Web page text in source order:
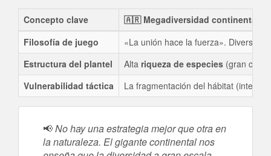
Concepto clave
🇦🇷 Megadiversidad continental
Filosofía de juego
«La unión hace la fuerza».
Estructura del plantel
Alta riqueza de especies (gran
Vulnerabilidad táctica
La fragmentación del hábitat
📢No hay una estrategia mejor que otra en
la naturaleza. El gigante continental nos